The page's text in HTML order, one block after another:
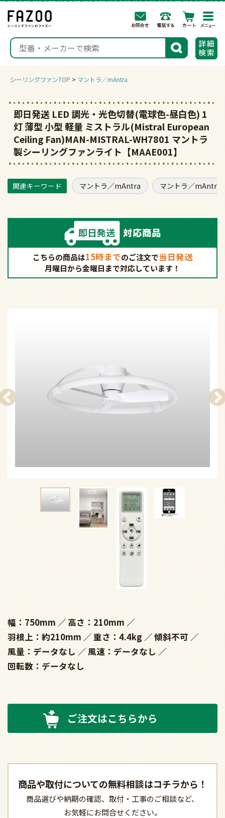
検索
シーリングファンTOP マントラ／mAntra
即日発送 LED 調光・光色切替(電球色-昼白色) 1
灯 薄型 小型 軽量 ミストラル(Mistral European
Ceiling Fan)MAN-MISTRAL-WH7801 マントラ
製シーリングファンライト【MAAE001】
マントラ／mAntra マントラ／mAntra
こちらの商品は15時までのご注文で当日発送
月曜日から金曜日まで対応しています！
幅：750mm
高さ：210mm
羽根上：約210mm
重さ：4.4kg
傾斜不可
風量：データなし
風速：データなし
回転数：データなし
ご注文はこちらから
商品や取付についての無料相談はコチラから！
商品選びや納期の確認、 取付・工事のご相談など、
お気軽にお問合せください。